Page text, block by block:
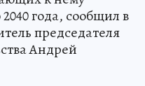
года, сообщил в
председателя
Андрей